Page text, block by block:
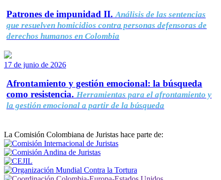
Patrones de impunidad II. Análisis de las sentencias
que resuelven homicidios contra personas defensoras de
derechos humanos en Colombia
17 de junio de 2026
Afrontamiento y gestión emocional: la búsqueda
como resistencia. Herramientas para el afrontamiento y
la gestión emocional a partir de la búsqueda
La Comisión Colombiana de Juristas hace parte de: